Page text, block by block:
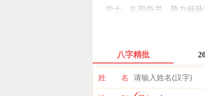
学士、礼部尚书，势力赫
争吵，互不相让。纠纷案
张英读过来信，仅仅释怀
又何妨？中国万里长城今
出七尺地。隔壁邻居知道
八字精批
姓 名